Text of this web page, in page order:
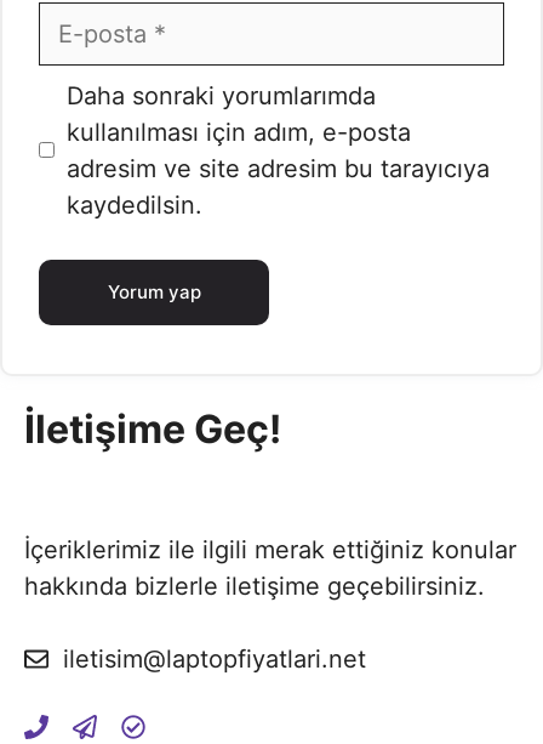
E-
posta
İnternet
sitesi
Daha sonraki yorumlarımda
kullanılması için adım, e-posta
adresim ve site adresim bu tarayıcıya
kaydedilsin.
İletişime Geç!
İçeriklerimiz ile ilgili merak ettiğiniz konular
hakkında bizlerle iletişime geçebilirsiniz.
iletisim@laptopfiyatlari.net